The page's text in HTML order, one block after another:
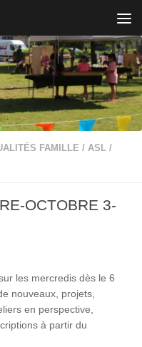
FAMILLE / ASL /
OCTOBRE 3-
les mercredis dès le 6
nouveaux, projets,
en perspective,
à partir du